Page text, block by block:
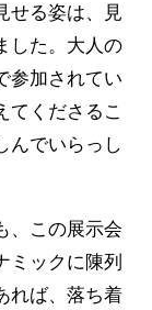
せる姿は、見
した。大人の
参加されてい
てくださるこ
んでいらっし
、この展示会
ミックに陳列
れば、落ち着